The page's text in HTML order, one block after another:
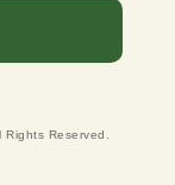
Reserved.